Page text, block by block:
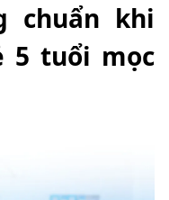
chuẩn khi
5 tuổi mọc